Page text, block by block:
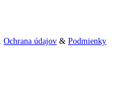
Ochrana údajov & Podmienky